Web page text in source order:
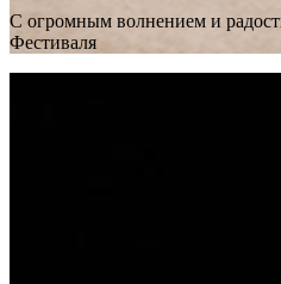
С огромным волнением и
Фестиваля